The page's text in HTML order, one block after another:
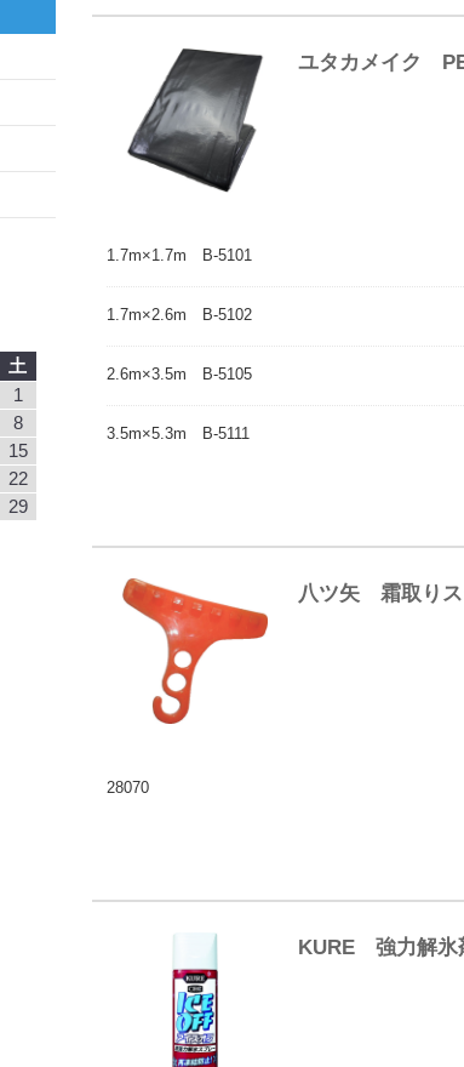
ユタカメイク
1.7m×1.7m B-5101
1.7m×2.6m B-5102
2.6m×3.5m B-5105
3.5m×5.3m B-5111
八ツ矢 霜取り
28070
KURE 強力解
土
1
8
15
22
29